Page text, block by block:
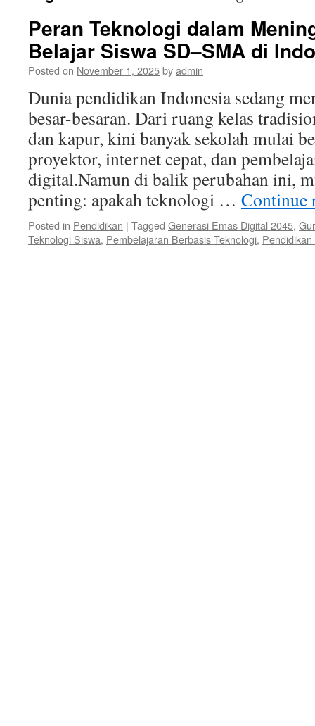
Peran Teknologi dalam
Belajar Siswa SD–SMA di
Posted on November 1, 2025byadmin
Dunia pendidikan Indonesia sedang
besar-besaran. Dari ruang kelas
dan kapur, kini banyak sekolah mulai
proyektor, internet cepat, dan
digital.Namun di balik perubahan ini,
penting: apakah teknologi … Continue
Posted in Pendidikan | Tagged Generasi Emas Digital 2045,
Teknologi Siswa, Pembelajaran Berbasis Teknologi,